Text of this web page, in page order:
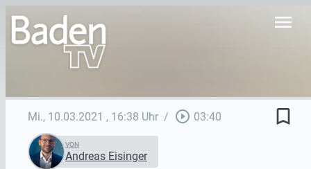
menu
Mi., 10.03.2021 , 16:38 Uhr / play_circle_outline 03:40 bookmark_border
VON
Andreas Eisinger